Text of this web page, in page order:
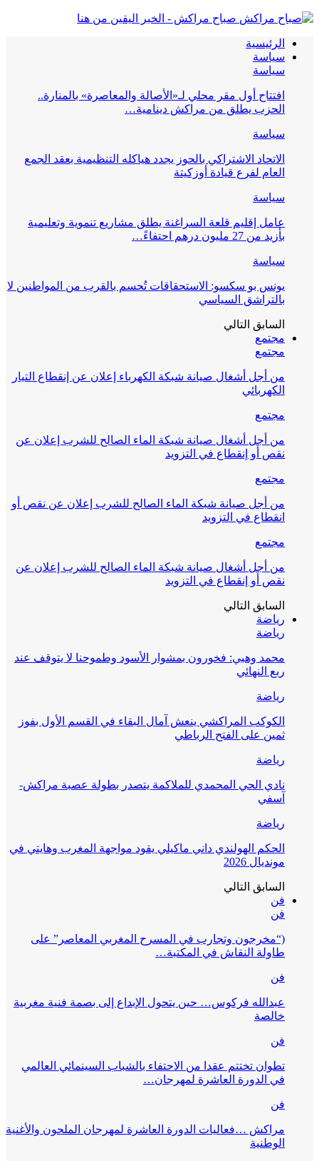
صباح مراكش - الخبر اليقين من هنا
الرئيسية
سياسة
سياسة
افتتاح أول مقر محلي لـ«الأصالة والمعاصرة» بالمنارة..
الحزب يطلق من مراكش دينامية…
سياسة
الاتحاد الاشتراكي بالحوز يجدد هياكله التنظيمية بعقد الجمع
العام لفرع قيادة أوزكيتة
سياسة
عامل إقليم قلعة السراغنة يطلق مشاريع تنموية وتعليمية
بأزيد من 27 مليون درهم احتفاءً…
سياسة
يونس بو سكسو: الاستحقاقات تُحسم بالقرب من المواطنين لا
بالتراشق السياسي
السابق التالي
مجتمع
مجتمع
من أجل أشغال صيانة شبكة الكهرباء إعلان عن إنقطاع التيار
الكهربائي
مجتمع
من أجل أشغال صيانة شبكة الماء الصالح للشرب إعلان عن
نقص أو إنقطاع في التزويد
مجتمع
من أجل صيانة شبكة الماء الصالح للشرب إعلان عن نقص أو
انقطاع في التزويد
مجتمع
من أجل أشغال صيانة شبكة الماء الصالح للشرب إعلان عن
نقص أو إنقطاع في التزويد
السابق التالي
رياضة
رياضة
محمد وهبي: فخورون بمشوار الأسود وطموحنا لا يتوقف عند
ربع النهائي
رياضة
الكوكب المراكشي ينعش آمال البقاء في القسم الأول بفوز
ثمين على الفتح الرباطي
رياضة
نادي الحي المحمدي للملاكمة يتصدر بطولة عصبة مراكش-
آسفي
رياضة
الحكم الهولندي داني ماكيلي يقود مواجهة المغرب وهايتي في
مونديال 2026
السابق التالي
فن
فن
(“مخرجون وتجارب في المسرح المغربي المعاصر” على
طاولة النقاش في المكتبة…
فن
عبدالله فركوس… حين يتحول الإبداع إلى بصمة فنية مغربية
خالصة
فن
تطوان تختتم عقدا من الاحتفاء بالشباب السينمائي العالمي
في الدورة العاشرة لمهرجان…
فن
مراكش …فعاليات الدورة العاشرة لمهرجان الملحون والأغنية
الوطنية